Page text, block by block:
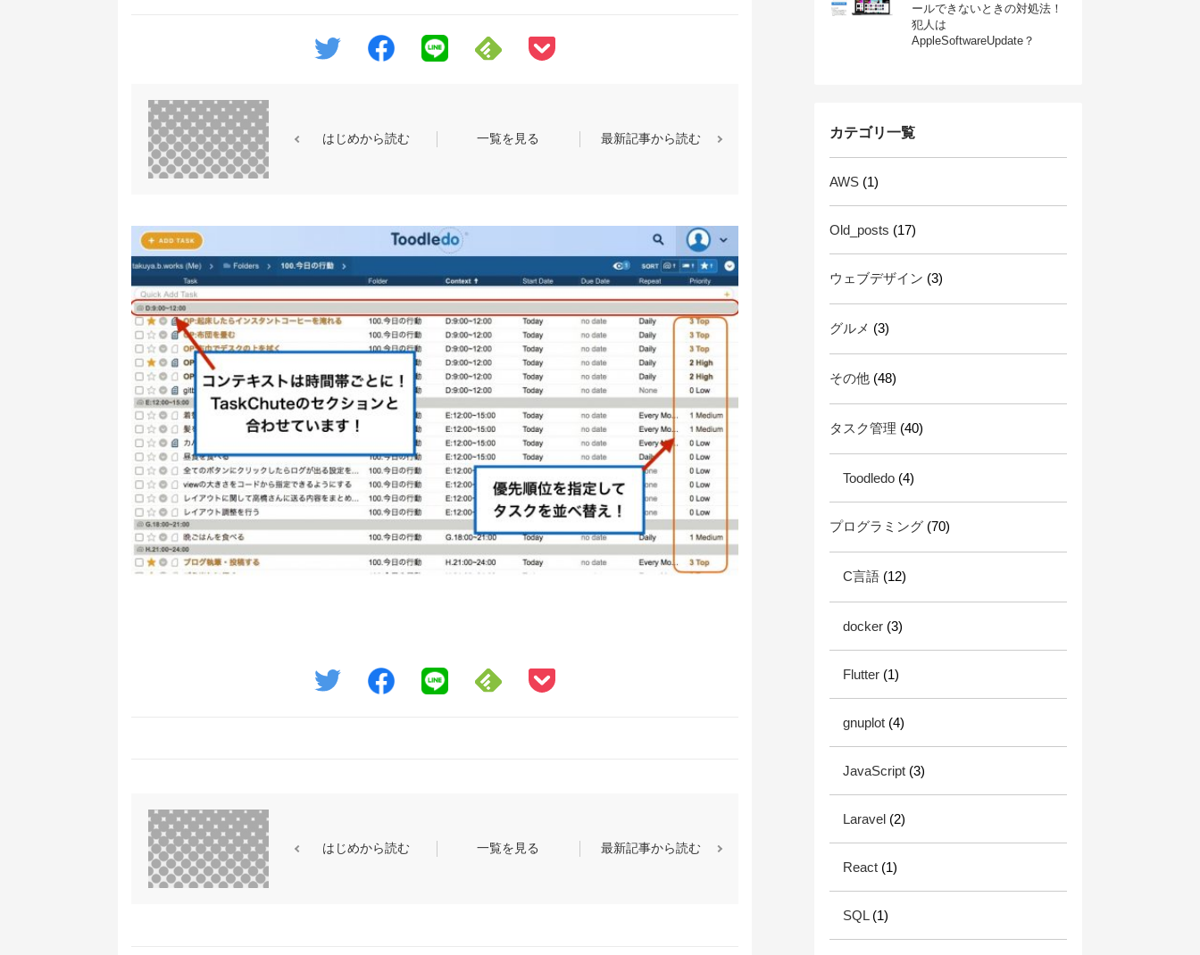
はじめから読む 一覧を見る 最新記事から読む
はじめから読む 一覧を見る 最新記事から読む
ールできないときの対処法！
犯人は
AppleSoftwareUpdate？
カテゴリ一覧
AWS (1)
Old_posts (17)
ウェブデザイン (3)
グルメ (3)
その他 (48)
タスク管理 (40)
Toodledo (4)
プログラミング (70)
C言語 (12)
docker (3)
Flutter (1)
gnuplot (4)
JavaScript (3)
Laravel (2)
React (1)
SQL(1)